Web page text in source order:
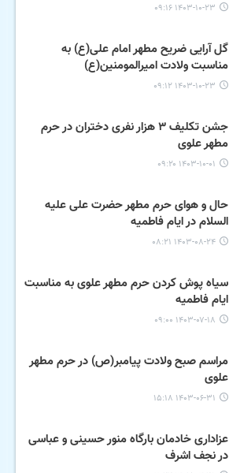
۱۴۰۳-۱۰-۲۳ ۰۹:۱۶
گل آرایی ضریح مطهر امام علی(ع) به
مناسبت ولادت امیرالمومنین(ع)
۱۴۰۳-۱۰-۲۳ ۰۹:۱۲
جشن تکلیف ۳ هزار نفری دختران در حرم
مطهر علوی
۱۴۰۳-۱۰-۰۱ ۰۹:۲۰
حال و هوای حرم مطهر حضرت علی علیه
السلام در ایام فاطمیه
۱۴۰۳-۰۸-۲۴ ۰۸:۲۱
سیاه پوش کردن حرم مطهر علوی به مناسبت
ایام فاطمیه
۱۴۰۳-۰۷-۱۸ ۰۹:۰۰
مراسم صبح ولادت پیامبر(ص) در حرم مطهر
علوی
۱۴۰۳-۰۶-۳۱ ۱۵:۱۸
عزاداری خادمان بارگاه منور حسینی و عباسی
در نجف اشرف